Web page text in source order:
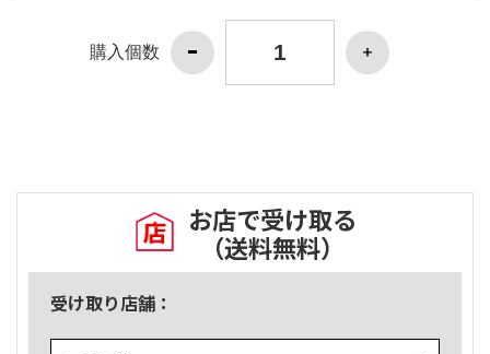
購入個数
お店で受け取る
（送料無料）
受け取り店舗：